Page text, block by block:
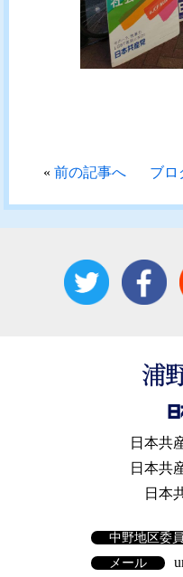
«前の記事へ ブロ
日本共
日本共
日本
中野地区委
メール